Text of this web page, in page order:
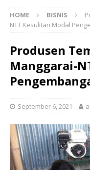
HOME BISNIS
NTT Kesulitan Modal
Produsen
Manggarai-
September 6, 2021